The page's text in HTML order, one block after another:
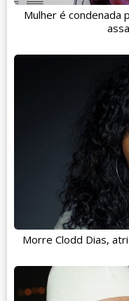
Mulher é condenada
Morre Clodd Dias,